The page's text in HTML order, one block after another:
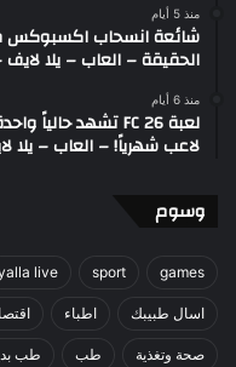
منذ 5 أيام
الحقيقة – العاب – يلا لايف
منذ 6 أيام
لاعب شهرياً! – العاب – يلا
وسوم
games
sport
live
اسال طبيبك اطباء
صحة وتغذية طب طب